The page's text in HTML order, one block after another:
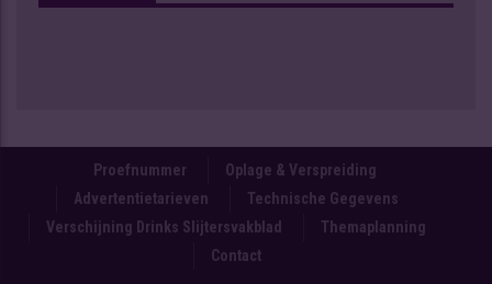
Proefnummer
Oplage & Verspreiding
Advertentietarieven
Technische Gegevens
Verschijning Drinks Slijtersvakblad
Themaplanning
Contact